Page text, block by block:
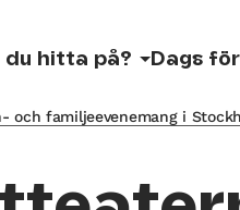
du hitta på? Dags
och familjeevenemang i